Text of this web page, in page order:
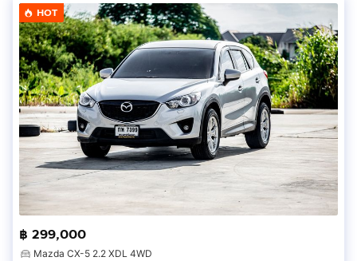
HOT
฿ 299,000
Mazda CX-5 2.2 XDL 4WD